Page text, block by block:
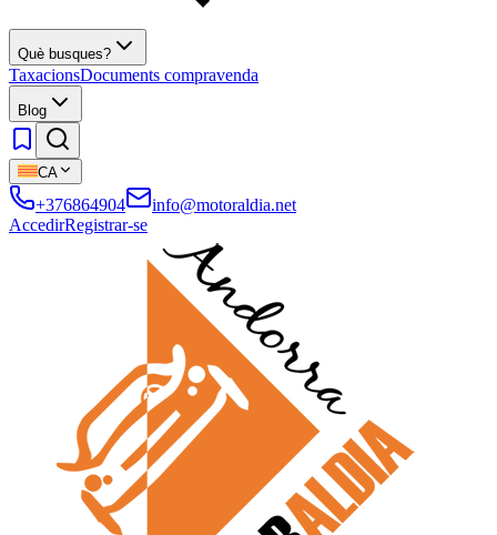
Què busques?
TaxacionsDocuments compravenda
Blog
CA
+376864904
info@motoraldia.net
AccedirRegistrar-se